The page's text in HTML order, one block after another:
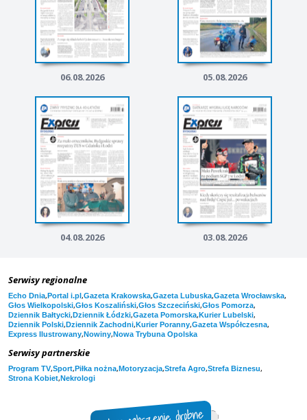
06.08.2026 05.08.2026
04.08.2026 03.08.2026
Serwisy regionalne
Echo Dnia,Portal i.pl,Gazeta Krakowska,Gazeta Lubuska,Gazeta Wrocławska,
Głos Wielkopolski,Głos Koszaliński,Głos Szczeciński,Głos Pomorza,
Dziennik Bałtycki,Dziennik Łódzki,Gazeta Pomorska,Kurier Lubelski,
Dziennik Polski,Dziennik Zachodni,Kurier Poranny,Gazeta Współczesna,
Express Ilustrowany,Nowiny,Nowa Trybuna Opolska
Serwisy partnerskie
Program TV,Sport,Piłka nożna,Motoryzacja,Strefa Agro,Strefa Biznesu,
Strona Kobiet,Nekrologi